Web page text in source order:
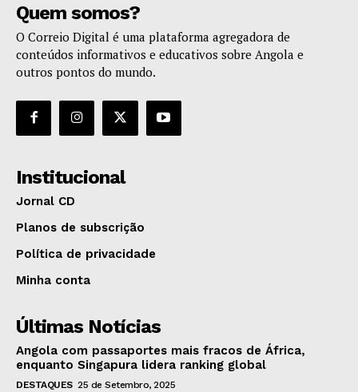
Quem somos?
O Correio Digital é uma plataforma agregadora de
conteúdos informativos e educativos sobre Angola e
outros pontos do mundo.
Institucional
Jornal CD
Planos de subscrição
Política de privacidade
Minha conta
Últimas Notícias
Angola com passaportes mais fracos de África,
enquanto Singapura lidera ranking global
DESTAQUES 25 de Setembro, 2025